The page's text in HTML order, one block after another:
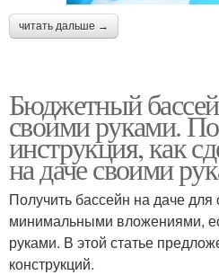
читать дальше →
Бюджетный
своими руками.
инструкция, как
на даче своими
Получить бассейн на даче
минимальными вложениями,
руками. В этой статье
конструкций.